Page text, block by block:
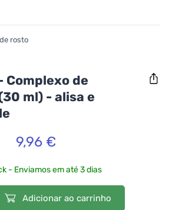
rosto
Complexo de
ml) - alisa e
9,96 €
- Enviamos em até 3 dias
Adicionar ao carrinho